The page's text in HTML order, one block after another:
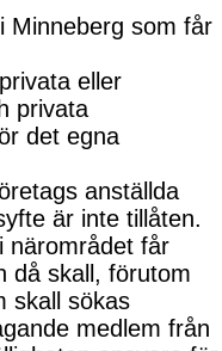
Minneberg som får
eller
privata
det egna
anställda
är inte tillåten.
närområdet får
då skall, förutom
skall sökas
medlem från